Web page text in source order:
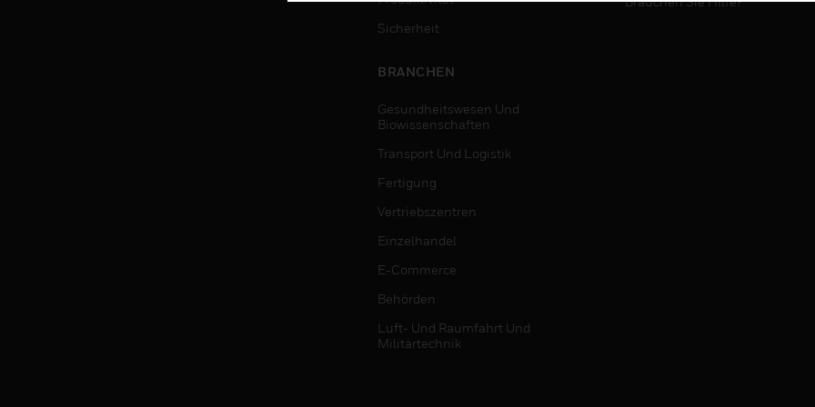
Sicherheit
BRANCHEN
Gesundheitswesen Und
Biowissenschaften
Transport Und Logistik
Fertigung
Vertriebszentren
Einzelhandel
E-Commerce
Behörden
Luft- Und Raumfahrt Und
Militärtechnik